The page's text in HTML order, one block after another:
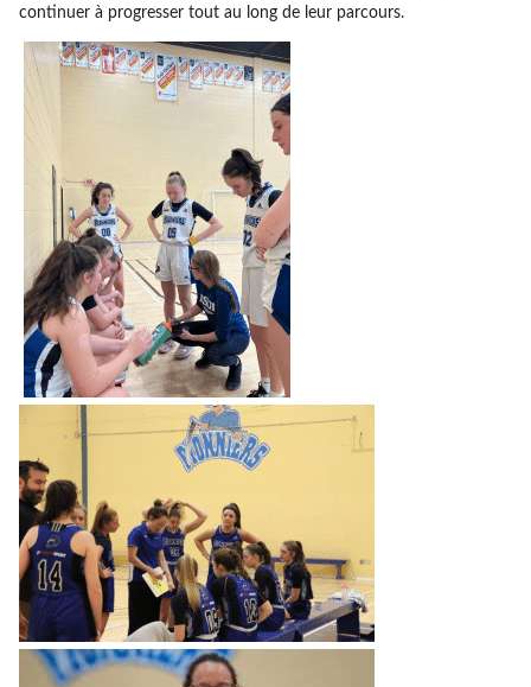
continuer à progresser tout au long de leur parcours.